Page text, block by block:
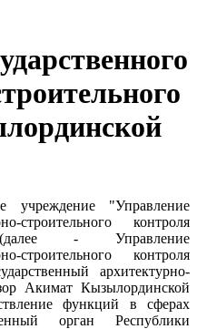
учреждение "Управление
строительного контроля
- Управление
строительного контроля
архитектурно-
Акимат Кызылординской
функций в сферах
орган Республики